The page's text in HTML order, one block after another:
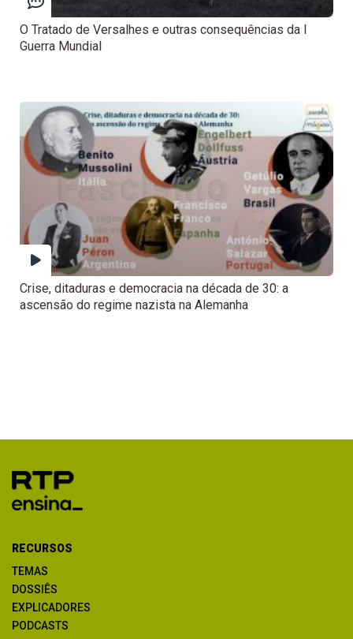
O Tratado de Versalhes e outras consequências da I
Guerra Mundial
Crise, ditaduras e democracia na década de 30: a
ascensão do regime nazista na Alemanha
RECURSOS
TEMAS
DOSSIÊS
EXPLICADORES
PODCASTS